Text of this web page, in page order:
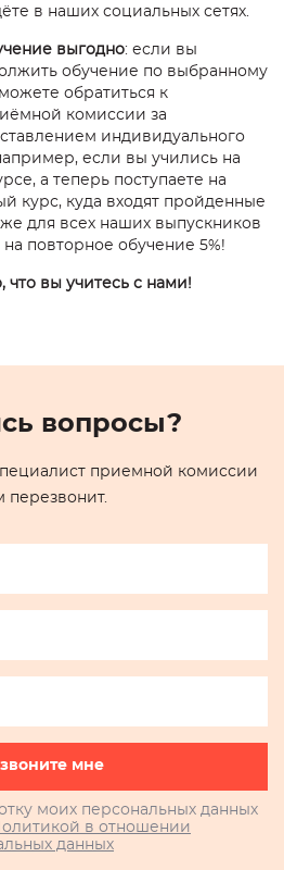
в наших социальных сетях.
выгодно: если вы
обучение по выбранному
обратиться к
комиссии за
индивидуального
если вы учились на
а теперь поступаете на
курс, куда входят пройденные
для всех наших выпускников
на повторное обучение 5%!
что вы учитесь с нами!
вопросы?
приемной комиссии
перезвонит.
мне
моих персональных данных
в отношении
данных